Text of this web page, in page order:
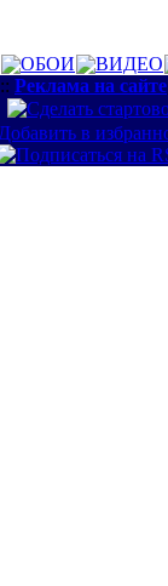
ОБОИ ВИДЕО
:: Реклама на сайте